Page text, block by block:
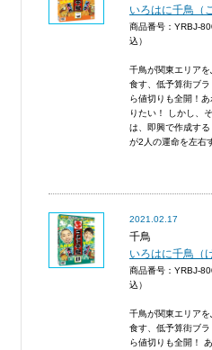
いろはに千鳥（
商品番号：YRBJ-
込）
千鳥が関東エリア
食す、低予算街ブ
ら値切りも全開！
りたい！ しかし、
は、即興で作成す
が2人の運命を左右
2021.02.17
千鳥
いろはに千鳥（
商品番号：YRBJ-
込）
千鳥が関東エリア
食す、低予算街ブ
ら値切りも全開！